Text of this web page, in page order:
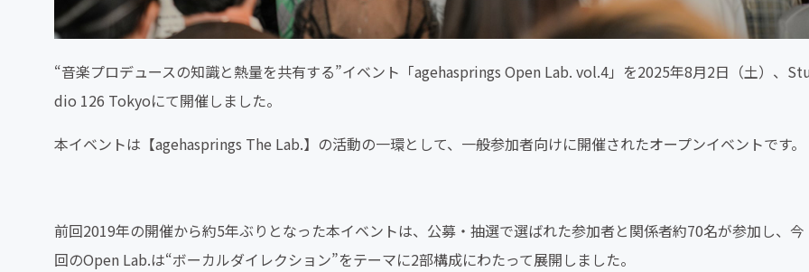
“音楽プロデュースの知識と熱量を共有する”イベント「agehasprings Open Lab. vol.4」を2025年8月2日（土）、
dio 126 Tokyoにて開催しました。
本イベントは【agehasprings The Lab.】の活動の一環として、一般参加者向けに開催されたオープンイベントです。
前回2019年の開催から約5年ぶりとなった本イベントは、公募・抽選で選ばれた参加者と関係者約70名が参加し、今
回のOpen Lab.は“ボーカルダイレクション”をテーマに2部構成にわたって展開しました。